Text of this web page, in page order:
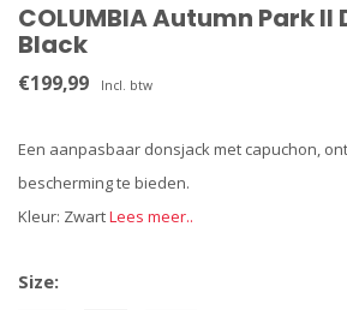
COLUMBIA Autumn Park II
Black
€199,99 Incl. btw
Een aanpasbaar donsjack met capuchon,
bescherming te bieden.
Kleur: ZwartLees meer..
Size: